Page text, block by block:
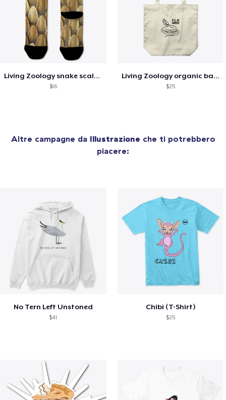
Living Zoology snake scales socks
$16
Living Zoology organic bag!!!
$25
Altre campagne da Illustrazione che ti potrebbero
piacere:
No Tern Left Unstoned
$41
Chibi (T-Shirt)
$25